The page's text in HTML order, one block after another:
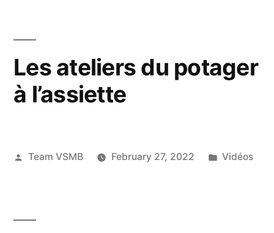
Les ateliers du potager
à l’assiette
Posted
Team VSMB February 27, 2022
Posted
Vidéos